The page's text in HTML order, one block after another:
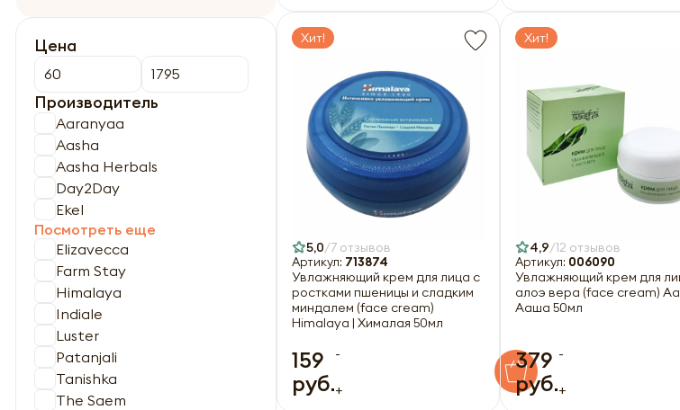
Цена
Производитель
Aaranyaa
Aasha
Aasha Herbals
Day2Day
Ekel
Посмотреть еще
Elizavecca
Farm Stay
Himalaya
Indiale
Luster
Patanjali
Tanishka
The Saem
Хит!
5,0 7 отзывов
Артикул: 713874
Увлажняющий крем для лица с
ростками пшеницы и сладким
миндалем (face cream)
Himalaya | Хималая 50мл
159
руб.
-
+
Хит!
4,9 12 отзывов
Артикул: 006090
Увлажняющий крем для
алоэ вера (face cream)
Ааша 50мл
379
руб.
-
+